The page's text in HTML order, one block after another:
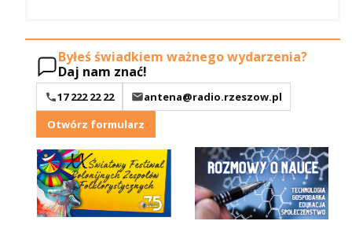
Byłeś świadkiem ważnego wydarzenia?
Daj nam znać!
17 222 22 22
antena@radio.rzeszow.pl
Otwórz formularz